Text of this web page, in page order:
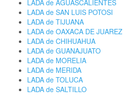
LADA de AGUASCALIENTES
LADA de SAN LUIS POTOSI
LADA de TIJUANA
LADA de OAXACA DE JUAREZ
LADA de CHIHUAHUA
LADA de GUANAJUATO
LADA de MORELIA
LADA de MERIDA
LADA de TOLUCA
LADA de SALTILLO